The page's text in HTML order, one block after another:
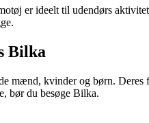
er ideelt til udendørs
Bilka
mænd, kvinder og børn.
bør du besøge Bilka.